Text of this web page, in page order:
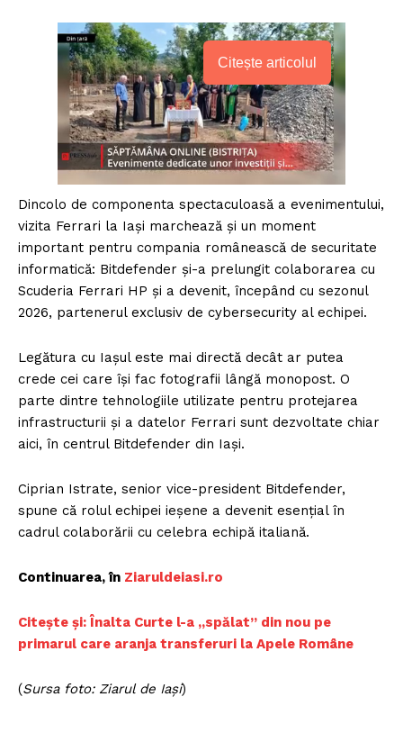
Citește articolul
Dincolo de componenta spectaculoasă a evenimentului,
vizita Ferrari la Iași marchează și un moment
important pentru compania românească de securitate
informatică: Bitdefender și-a prelungit colaborarea cu
Scuderia Ferrari HP și a devenit, începând cu sezonul
2026, partenerul exclusiv de cybersecurity al echipei.
Legătura cu Iașul este mai directă decât ar putea
crede cei care își fac fotografii lângă monopost. O
parte dintre tehnologiile utilizate pentru protejarea
infrastructurii și a datelor Ferrari sunt dezvoltate chiar
aici, în centrul Bitdefender din Iași.
Ciprian Istrate, senior vice-president Bitdefender,
spune că rolul echipei ieșene a devenit esențial în
cadrul colaborării cu celebra echipă italiană.
Continuarea, în Ziaruldeiasi.ro
Citește și: Înalta Curte l-a „spălat” din nou pe
primarul care aranja transferuri la Apele Române
(Sursa foto: Ziarul de Iași)